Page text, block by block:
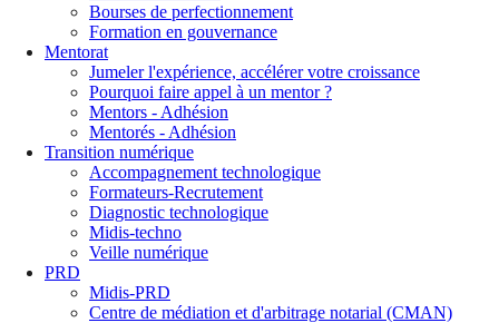
Bourses de perfectionnement
Formation en gouvernance
Mentorat
Jumeler l'expérience, accélérer votre croissance
Pourquoi faire appel à un mentor ?
Mentors - Adhésion
Mentorés - Adhésion
Transition numérique
Accompagnement technologique
Formateurs-Recrutement
Diagnostic technologique
Midis-techno
Veille numérique
PRD
Midis-PRD
Centre de médiation et d'arbitrage notarial (CMAN)